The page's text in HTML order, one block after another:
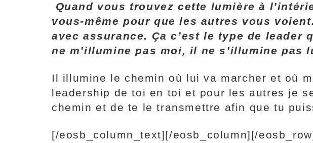
Quand vous trouvez cette lumière à
vous-même pour que les autres vous
avec assurance. Ça c’est le type de
ne m’illumine pas moi, il ne s’illumine pas
Il illumine le chemin où lui va marcher et où
leadership de toi en toi et pour les autres je
chemin et de te le transmettre afin que tu
[/eosb_column_text][/eosb_column][/